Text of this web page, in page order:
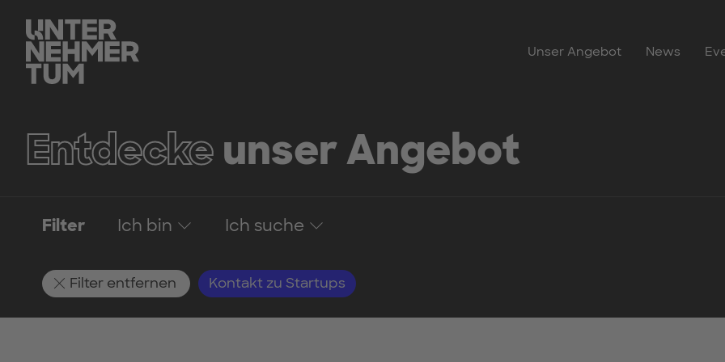
Unser Angebot News
Entdecke unser Angebot
Filter Ich bin Ich suche
Filter entfernen Kontakt zu Startups